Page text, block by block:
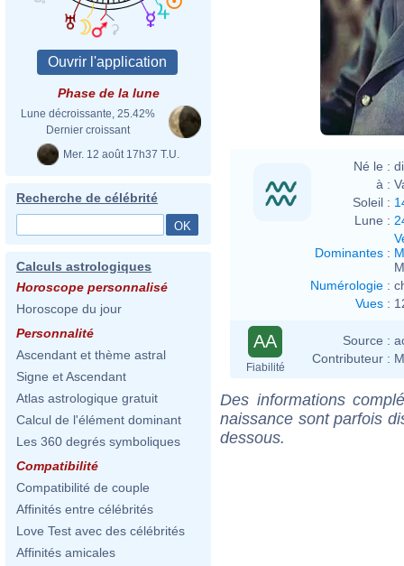
Phase de la lune
Lune décroissante, 25.42%
Dernier croissant
Mer. 12 août 17h37 T.U.
Recherche de célébrité
Calculs astrologiques
Horoscope personnalisé
Horoscope du jour
Personnalité
Ascendant et thème astral
Signe et Ascendant
Atlas astrologique gratuit
Calcul de l'élément dominant
Les 360 degrés symboliques
Compatibilité
Compatibilité de couple
Affinités entre célébrités
Love Test avec des célébrités
Affinités amicales
Né le :
à :
Soleil :
Lune :
Dominantes :
Numérologie :
Vues :
AA
Fiabilité
Source :
Contributeur :
Des informations
naissance sont parfois
dessous.